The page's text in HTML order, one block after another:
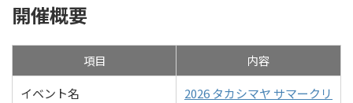
開催概要
項目
内容
イベント名
2026 タカシマヤ サマークリ